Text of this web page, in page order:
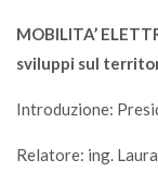
MOBILITA’
sviluppi sul
Introduzione:
Relatore: ing.